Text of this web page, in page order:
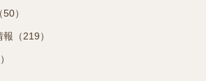
）
（219）